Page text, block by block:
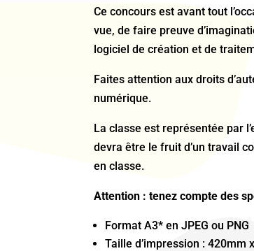
Ce concours est avant tout
vue, de faire preuve
logiciel de création et de
Faites attention aux droits
numérique.
La classe est représentée par
devra être le fruit d’un travail
en classe.
Attention : tenez compte des
Format A3* en JPEG ou PNG
Taille d’impression : 420mm